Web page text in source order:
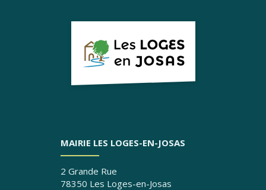
MAIRIE LES LOGES-EN-JOSAS
2 Grande Rue
78350 Les Loges-en-Josas